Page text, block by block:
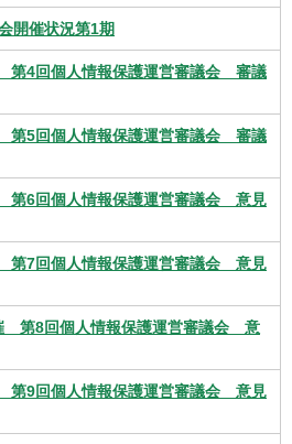
開催状況第1期
第4回個人情報保護運営審議会 審議
第5回個人情報保護運営審議会 審議
第6回個人情報保護運営審議会 意見
第7回個人情報保護運営審議会 意見
第8回個人情報保護運営審議会 意
第9回個人情報保護運営審議会 意見